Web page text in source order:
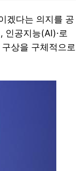
겠다는 의지를 공
공지능(AI)·로
상을 구체적으로